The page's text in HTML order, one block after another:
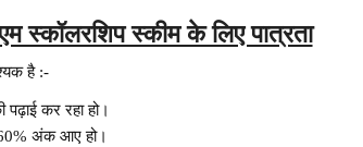
स्कॉलरशिप स्कीम के लिए पात्रता
है :-
कर रहा हो।
अंक आए हो।